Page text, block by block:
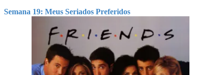
Semana 19: Meus Seriados Preferidos